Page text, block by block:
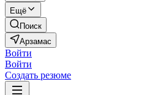
Ещё
Поиск
Арзамас
Войти
Войти
Создать резюме